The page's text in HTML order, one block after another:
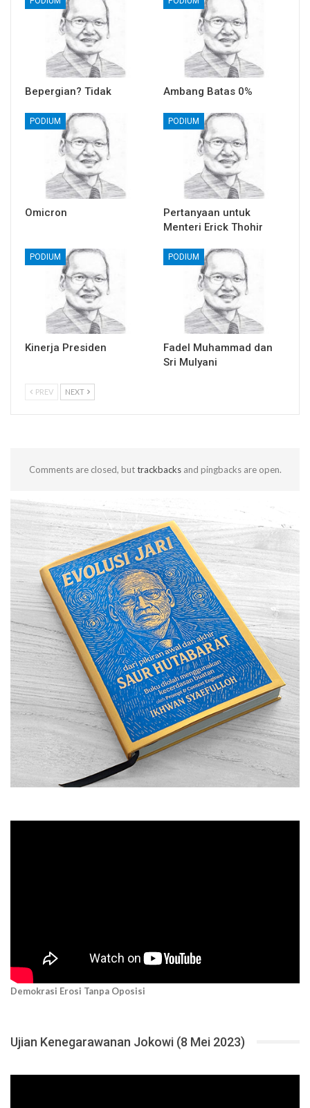
Bepergian? Tidak Ambang Batas 0%
PODIUM
Omicron
PODIUM
Pertanyaan untuk
Menteri Erick Thohir
PODIUM
Kinerja Presiden
PODIUM
Fadel Muhammad dan
Sri Mulyani
PREV NEXT
Comments are closed, buttrackbacksand pingbacks are open.
Demokrasi Erosi Tanpa Oposisi
Ujian Kenegarawanan Jokowi (8 Mei 2023)